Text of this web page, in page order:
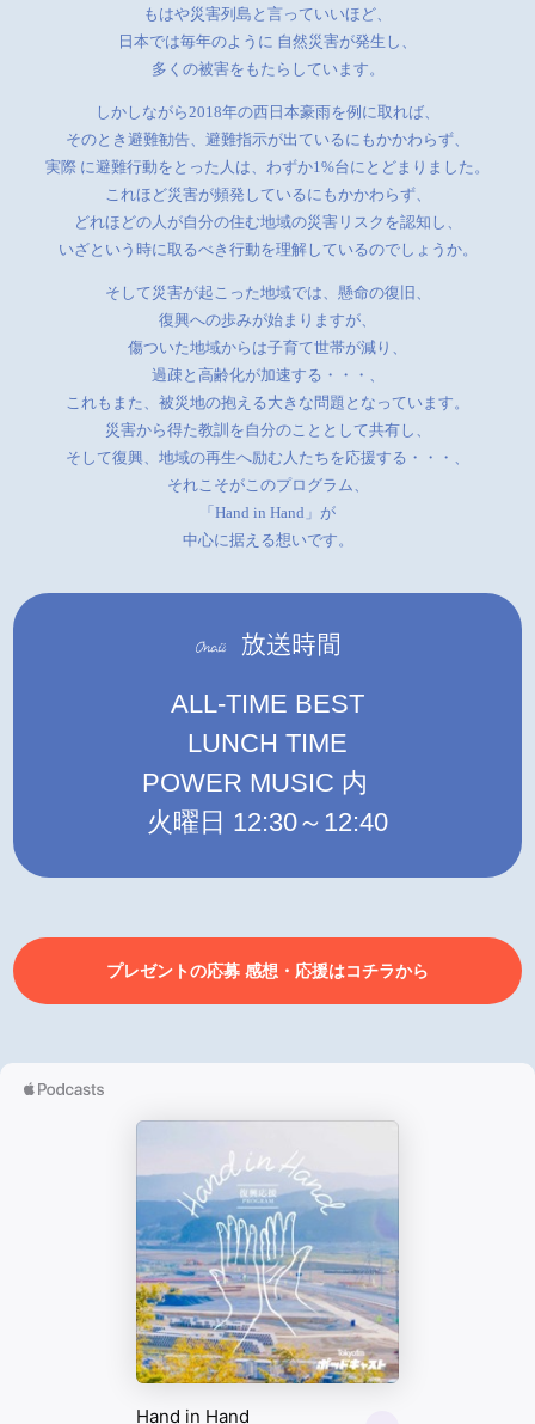
もはや災害列島と言っていいほど、
日本では毎年のように 自然災害が発生し、
多くの被害をもたらしています。
しかしながら2018年の西日本豪雨を例に取れば、
そのとき避難勧告、避難指示が出ているにもかかわらず、
実際 に避難行動をとった人は、わずか1%台にとどまりました。
これほど災害が頻発しているにもかかわらず、
どれほどの人が自分の住む地域の災害リスクを認知し、
いざという時に取るべき行動を理解しているのでしょうか。
そして災害が起こった地域では、懸命の復旧、
復興への歩みが始まりますが、
傷ついた地域からは子育て世帯が減り、
過疎と高齢化が加速する・・・、
これもまた、被災地の抱える大きな問題となっています。
災害から得た教訓を自分のこととして共有し、
そして復興、地域の再生へ励む人たちを応援する・・・、
それこそがこのプログラム、
「Hand in Hand」が
中心に据える想いです。
ALL-TIME BEST
LUNCH TIME
POWER MUSIC 内
火曜日 12:30～12:40
プレゼントの応募 感想・応援はコチラから